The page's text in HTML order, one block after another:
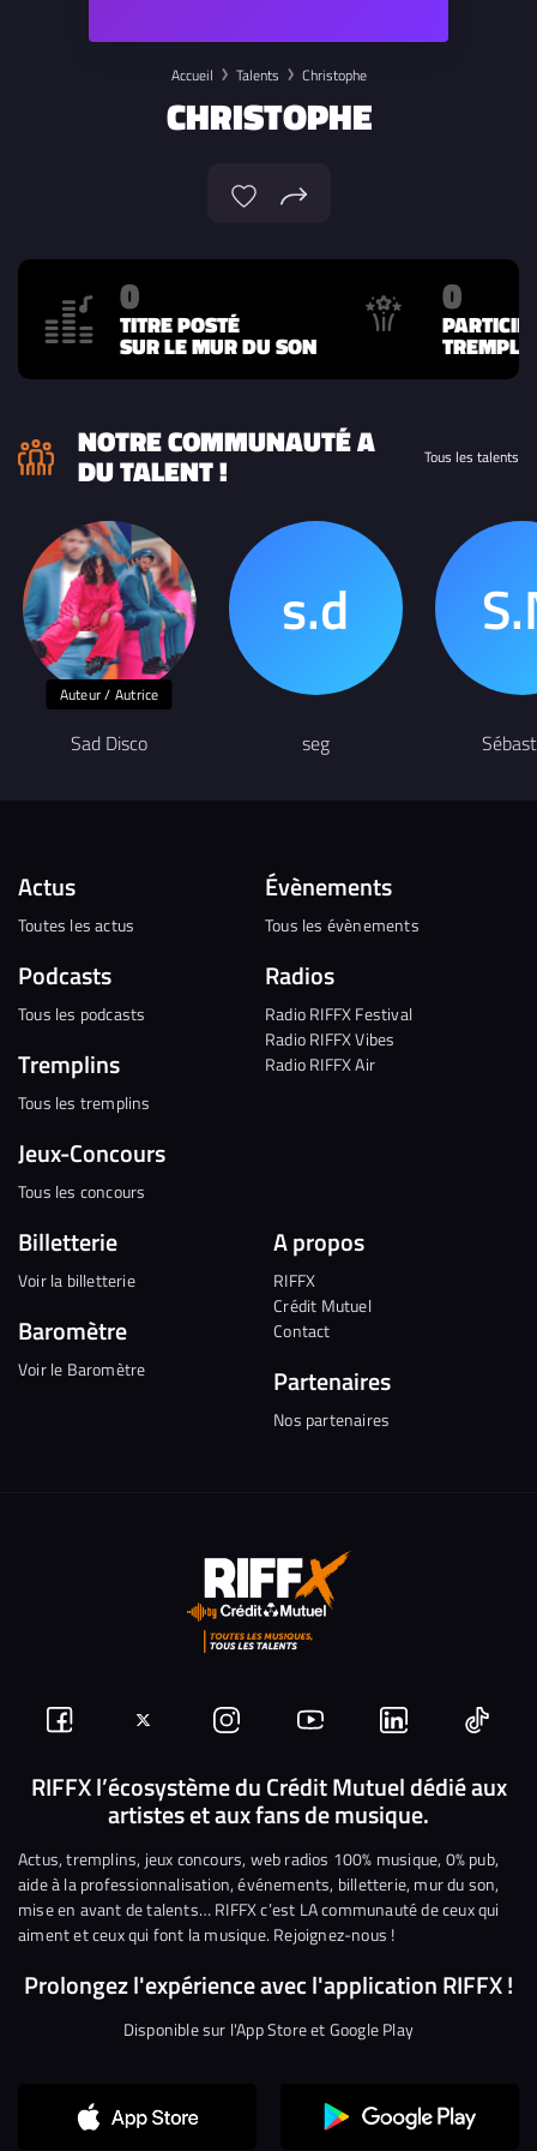
Continuer sans accepter
Accueil Talents Christophe
CHRISTOPHE
0
TITRE POSTÉ
SUR LE MUR DU SON
0
NOTRE COMMUNAUTÉ A
DU TALENT ! Tous les talents
Auteur / Autrice
Sad Disco seg
Actus
Toutes les actus
Podcasts
Tous les podcasts
Tremplins
Tous les tremplins
Jeux-Concours
Tous les concours
Évènements
Tous les évènements
Radios
Radio RIFFX Festival
Radio RIFFX Vibes
Radio RIFFX Air
Billetterie
Voir la billetterie
Baromètre
Voir le Baromètre
A propos
RIFFX
Crédit Mutuel
Contact
Partenaires
Nos partenaires
Suivez-
nous
Facebook
Suivez-
nous
sur
Twitter
Nous
rejoindre
sur
Instagram
Nous
rejoindre
sur
YouTube
Nous
rejoindre
sur
Linkedin
Nous
RIFFX l’écosystème du Crédit Mutuel dédié aux
artistes et aux fans de musique.
Actus, tremplins, jeux concours, web radios 100% musique, 0% pub,
aide à la professionnalisation, événements, billetterie, mur du son,
mise en avant de talents… RIFFX c’est LA communauté de ceux qui
aiment et ceux qui font la musique. Rejoignez-nous !
Prolongez l'expérience avec l'application RIFFX !
Disponible sur l'App Store et Google Play